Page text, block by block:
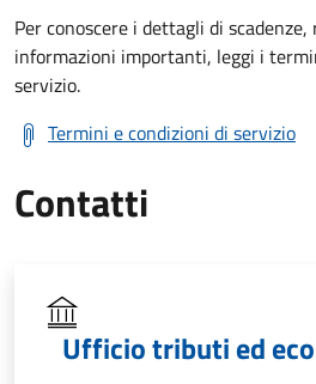
Per conoscere i dettagli di
informazioni importanti, leggi i
servizio.
Termini e condizioni di servizio
Contatti
Ufficio tributi ed